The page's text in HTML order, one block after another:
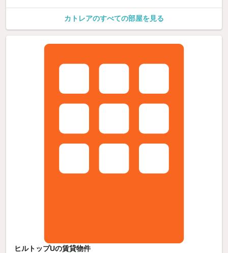
カトレアのすべての部屋を見る
ヒルトップUの賃貸物件